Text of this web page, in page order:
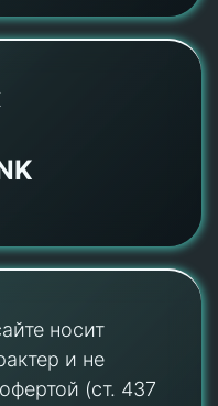
носит
и не
(ст. 437